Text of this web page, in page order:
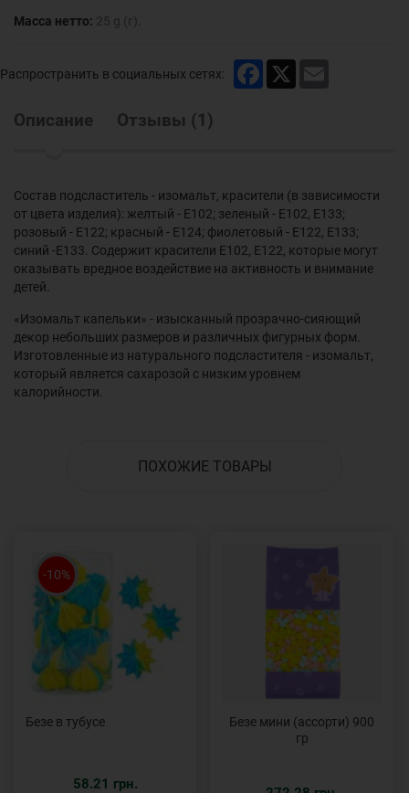
Масса нетто:
Распространить в социальных сетях: Facebook
Описание Отзывы (1 )
Состав подсластитель - изомальт, красители (в зависимости
от цвета изделия): желтый - Е102; зеленый - Е102, Е133;
розовый - Е122; красный - Е124; фиолетовый - Е122, Е133;
синий -Е133. Содержит красители Е102, Е122, которые могут
оказывать вредное воздействие на активность и внимание
детей.
«Изомальт капельки» - изысканный прозрачно-сияющий
декор небольших размеров и различных фигурных форм.
Изготовленные из натурального подсластителя - изомальт,
который является сахарозой с низким уровнем
калорийности.
ПОХОЖИЕ ТОВАРЫ
-10%
Безе в тубусе
58.21 грн.
Безе мини (ассорти) 900
гр